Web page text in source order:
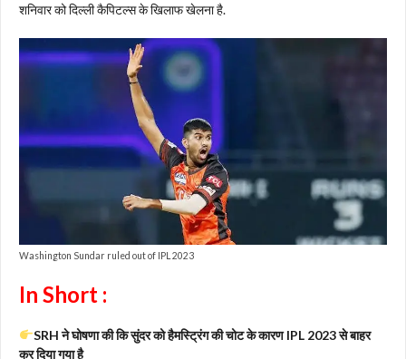
शनिवार को दिल्ली कैपिटल्स के खिलाफ खेलना है.
Washington Sundar ruled out of IPL 2023
In Short :
SRH ने घोषणा की कि सुंदर को हैमस्ट्रिंग की चोट के कारण IPL 2023 से बाहर
कर दिया गया है